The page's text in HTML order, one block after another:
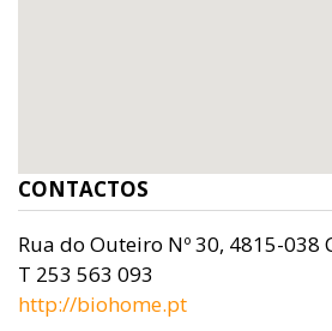
CONTACTOS
Rua do Outeiro Nº 30, 4815-038
T 253 563 093
http://biohome.pt